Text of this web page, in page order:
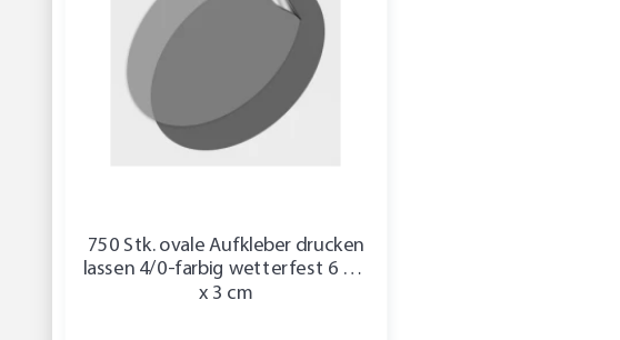
750 Stk. ovale Aufkleber drucken
lassen 4/0-farbig wetterfest 6 cm
x 3 cm